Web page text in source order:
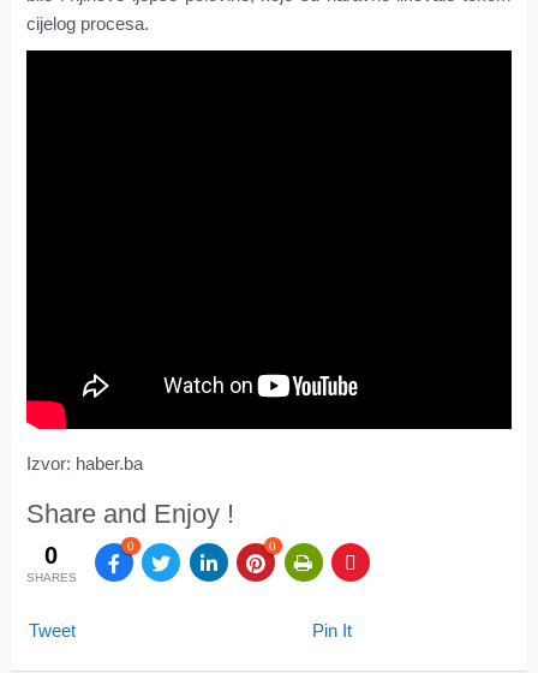
cijelog procesa.
Izvor: haber.ba
Share and Enjoy !
0
SHARES
0 0
Tweet Pin It